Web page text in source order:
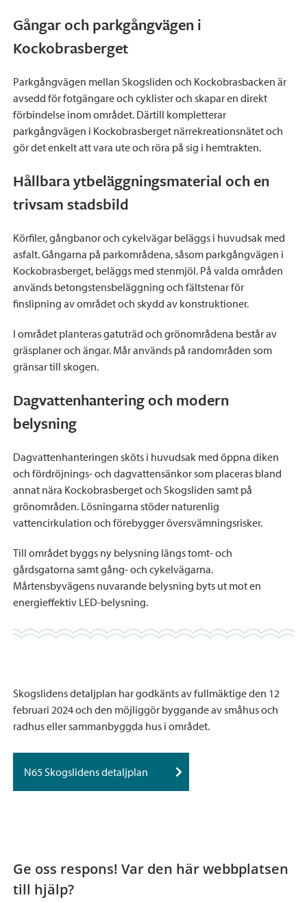
Gångar och parkgångvägen i
Kockobrasberget
Parkgångvägen mellan Skogsliden och Kockobrasbacken är
avsedd för fotgängare och cyklister och skapar en direkt
förbindelse inom området. Därtill kompletterar
parkgångvägen i Kockobrasberget närrekreationsnätet och
gör det enkelt att vara ute och röra på sig i hemtrakten.
Hållbara ytbeläggningsmaterial och en
trivsam stadsbild
Körfiler, gångbanor och cykelvägar beläggs i huvudsak med
asfalt. Gångarna på parkområdena, såsom parkgångvägen i
Kockobrasberget, beläggs med stenmjöl. På valda områden
används betongstensbeläggning och fältstenar för
finslipning av området och skydd av konstruktioner.
I området planteras gatuträd och grönområdena består av
gräsplaner och ängar. Mår används på randområden som
gränsar till skogen.
Dagvattenhantering och modern
belysning
Dagvattenhanteringen sköts i huvudsak med öppna diken
och fördröjnings- och dagvattensänkor som placeras bland
annat nära Kockobrasberget och Skogsliden samt på
grönområden. Lösningarna stöder naturenlig
vattencirkulation och förebygger översvämningsrisker.
Till området byggs ny belysning längs tomt- och
gårdsgatorna samt gång- och cykelvägarna.
Mårtensbyvägens nuvarande belysning byts ut mot en
energieffektiv LED-belysning.
Skogslidens detaljplan har godkänts av fullmäktige den 12
februari 2024 och den möjliggör byggande av småhus och
radhus eller sammanbyggda hus i området.
N65 Skogslidens detaljplan
Ge oss respons! Var den här webbplatsen
till hjälp?